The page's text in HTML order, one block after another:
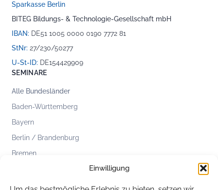
Einwilligung
Sparkasse Berlin
BITEG Bildungs- & Technologie-Gesellschaft mbH
IBAN: DE51 1005 0000 0190 7772 81
StNr: 27/230/50277
U-St-ID: DE154429909
SEMINARE
Alle Bundesländer
Baden-Württemberg
Bayern
Berlin / Brandenburg
Bremen